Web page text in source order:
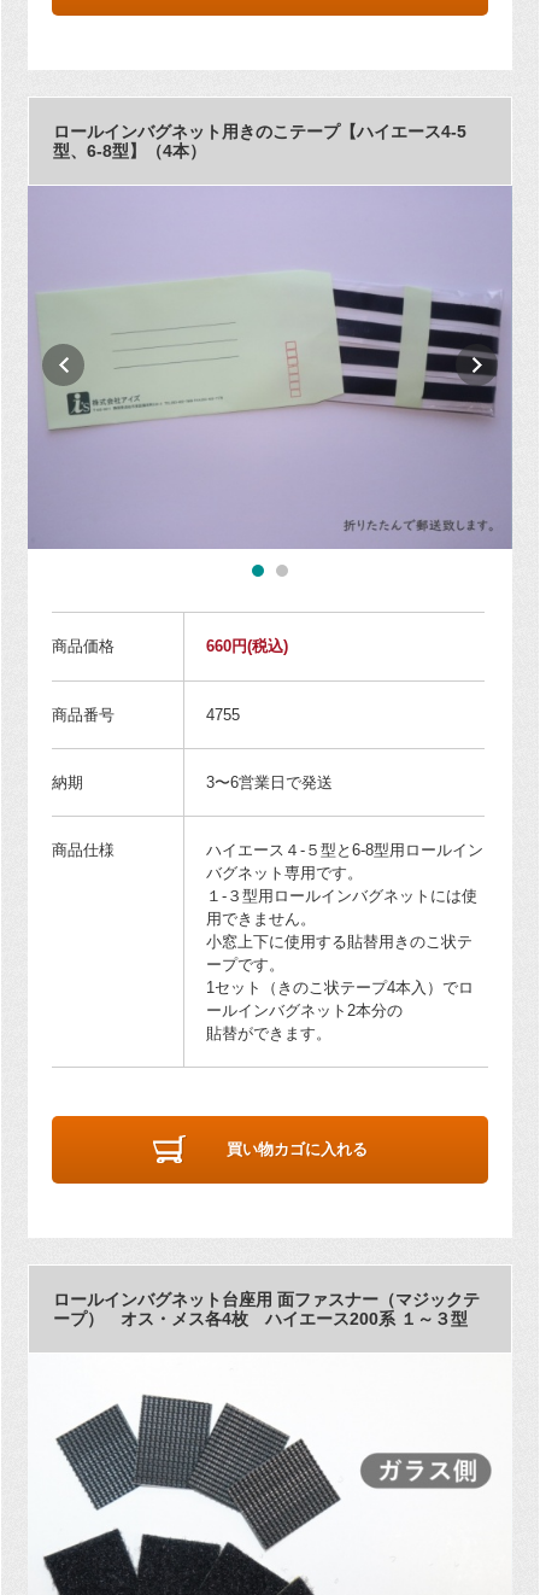
ロールインバグネット用きのこテープ【ハイエース4-5
型、6-8型】（4本）
商品価格 660円(税込)
商品番号 4755
納期 3〜6営業日で発送
商品仕様
ハイエース４-５型と6-8型用ロールイン
バグネット専用です。
１-３型用ロールインバグネットには使
用できません。
小窓上下に使用する貼替用きのこ状テ
ープです。
1セット（きのこ状テープ4本入）でロ
ールインバグネット2本分の
貼替ができます。
買い物カゴに入れる
ロールインバグネット台座用 面ファスナー（マジックテ
ープ） オス・メス各4枚 ハイエース200系 １～３型